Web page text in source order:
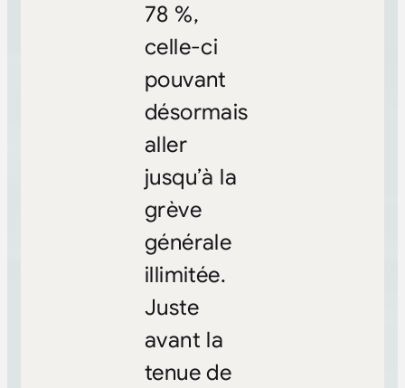
78 %,
celle-ci
pouvant
désormais
aller
jusqu’à la
grève
générale
illimitée.
Juste
avant la
tenue de